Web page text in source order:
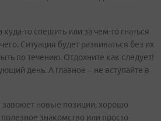
то спешить или за чем-то гнаться
Ситуация будет развиваться без их
по течению. Отдохните как следует!
день. А главное – не вступайте в
новые позиции, хорошо
знакомство или просто